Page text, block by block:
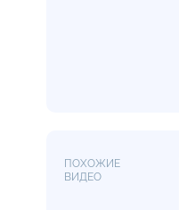
ПОХОЖИЕ
ВИДЕО